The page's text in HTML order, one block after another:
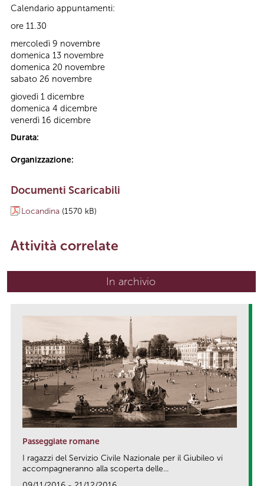
Calendario appuntamenti:
ore 11.30
mercoledì 9 novembre
domenica 13 novembre
domenica 20 novembre
sabato 26 novembre
giovedì 1 dicembre
domenica 4 dicembre
venerdì 16 dicembre
Durata:
Organizzazione:
Documenti Scaricabili
Locandina (1570 kB)
Attività correlate
In archivio
Passeggiate romane
I ragazzi del Servizio Civile Nazionale per il Giubileo vi
accompagneranno alla scoperta delle...